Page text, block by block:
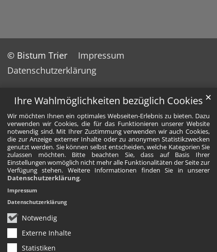
Ihre Wahlmöglichkeiten bezüglich Cookies
Wir möchten Ihnen ein optimales Webseiten-Erlebnis zu bieten. Dazu
verwenden wir Cookies, die für das Funktionieren unserer Website
notwendig sind. Mit Ihrer Zustimmung verwenden wir auch Cookies,
die zur Anzeige externer Inhalte oder zu anonymen Statistikzwecken
genutzt werden. Sie können selbst entscheiden, welche Kategorien Sie
zulassen möchten. Bitte beachten Sie, dass auf Basis Ihrer
Einstellungen womöglich nicht mehr alle Funktionalitäten der Seite zur
Verfügung stehen. Weitere Informationen finden Sie in unserer
Datenschutzerklärung.
Notwendig
Externe Inhalte
Statistiken
✕
Impressum
Datenschutzerklärung
© Bistum Trier
Impressum
Datenschutzerklärung